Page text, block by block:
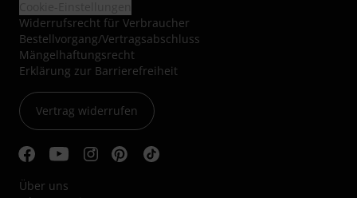
Widerrufsrecht für Verbraucher
Bestellvorgang/Vertragsabschluss
Mängelhaftungsrecht
Erklärung zur Barrierefreiheit
Vertrag widerrufen
Über uns